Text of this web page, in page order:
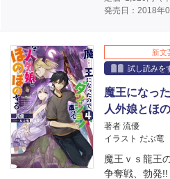
発売日：2018年
新文
試し読みを
魔王になっ
人外娘とほ
著者 流優
イラスト だぶ竜
魔王ｖｓ龍王
争奪戦、勃発!!